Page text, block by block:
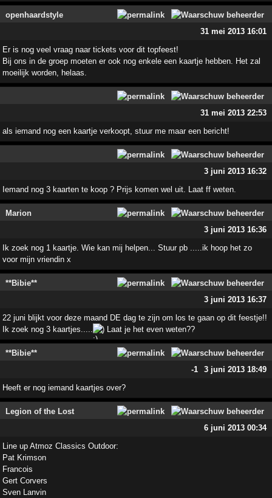
openhaardstyle
31 mei 2013 16:01
Er is nog veel vraag naar tickets voor dit topfeest!
Bij ons in de groep moeten er ook nog enkele een kaartje hebben. Het zal
moeilijk worden, helaas.
31 mei 2013 22:53
als iemand nog een kaartje verkoopt, stuur me maar een bericht!
3 juni 2013 16:32
Iemand nog 3 kaarten te koop ? Prijs komen wel uit. Laat ff weten.
Marion
3 juni 2013 16:36
Ik zoek nog 1 kaartje. Wie kan mij helpen... Stuur pb .....ik hoop het zo
voor mijn vriendin x
**Bibie**
3 juni 2013 16:37
22 juni blijkt voor deze maand DE dag te zijn om los te gaan op dit feestje!!
Ik zoek nog 3 kaartjes.....
) Laat je het even weten??
**Bibie**
-1
3 juni 2013 18:49
Heeft er nog iemand kaartjes over?
Legion of the Lost
6 juni 2013 00:34
Line up Atmoz Classics Outdoor:
Pat Krimson
Francois
Gert Corvers
Sven Lanvin